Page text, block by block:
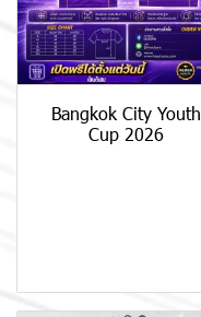
Bangkok City Youth
Cup 2026